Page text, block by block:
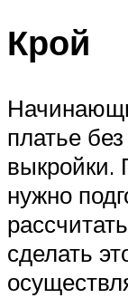
Крой
платье
выкройки.
нужно
сделать